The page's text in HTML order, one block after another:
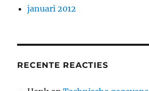
januari 2012
RECENTE REACTIES